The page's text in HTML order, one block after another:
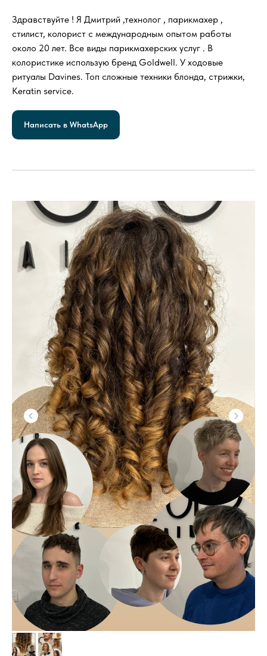
Здравствуйте ! Я Дмитрий ,технолог , парикмахер ,
стилист, колорист с международным опытом работы
около 20 лет. Все виды парикмахерских услуг . В
колористике использую бренд Goldwell. У ходовые
ритуалы Davines. Топ сложные техники блонда, стрижки,
Keratin service.
Написать в WhatsApp